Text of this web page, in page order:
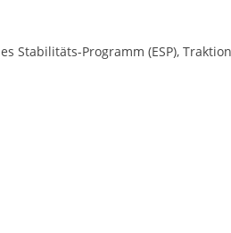
Stabilitäts-Programm (ESP),